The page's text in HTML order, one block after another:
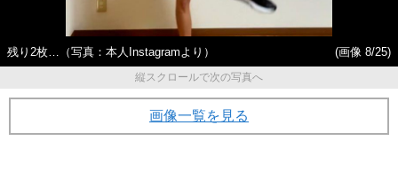
残り2枚…（写真：本人Instagramより）
(画像 8/25)
縦スクロールで次の写真へ
画像一覧を見る